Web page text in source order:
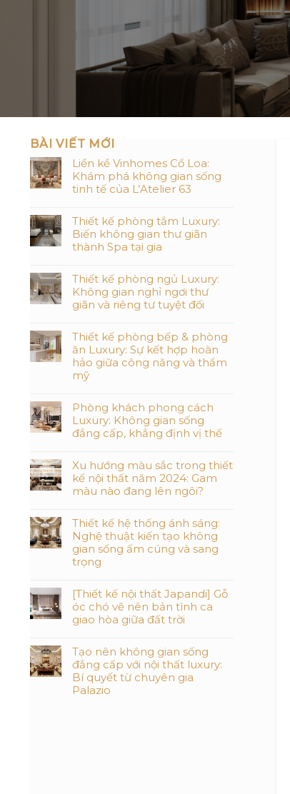
BÀI VIẾT MỚI
Liền kề Vinhomes Cổ Loa:
Khám phá không gian sống
tinh tế của L’Atelier 63
Thiết kế phòng tắm Luxury:
Biến không gian thư giãn
thành Spa tại gia
Thiết kế phòng ngủ Luxury:
Không gian nghỉ ngơi thư
giãn và riêng tư tuyệt đối
Thiết kế phòng bếp & phòng
ăn Luxury: Sự kết hợp hoàn
hảo giữa công năng và thẩm
mỹ
Phòng khách phong cách
Luxury: Không gian sống
đẳng cấp, khẳng định vị thế
Xu hướng màu sắc trong thiết
kế nội thất năm 2024: Gam
màu nào đang lên ngôi?
Thiết kế hệ thống ánh sáng:
Nghệ thuật kiến tạo không
gian sống ấm cúng và sang
trọng
[Thiết kế nội thất Japandi] Gỗ
óc chó vẽ nên bản tình ca
giao hòa giữa đất trời
Tạo nên không gian sống
đẳng cấp với nội thất luxury:
Bí quyết từ chuyên gia
Palazio